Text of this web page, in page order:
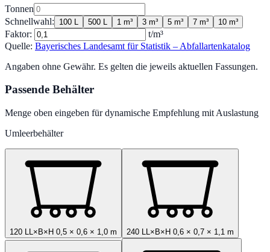
Tonnen
Schnellwahl:
100 L 500 L 1 m³ 3 m³ 5 m³ 7 m³ 10 m³
Faktor:
t/m³
Quelle: Bayerisches Landesamt für Statistik – Abfallartenkatalog
Angaben ohne Gewähr. Es gelten die jeweils aktuellen Fassungen.
Passende Behälter
Menge oben eingeben für dynamische Empfehlung mit Auslastung
Umleerbehälter
120 L L×B×H 0,5 × 0,6 × 1,0 m 240 L L×B×H 0,6 × 0,7 × 1,1 m